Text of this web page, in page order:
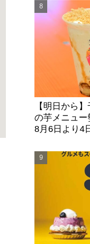
【明日から
の芋メニュー
8月6日より4